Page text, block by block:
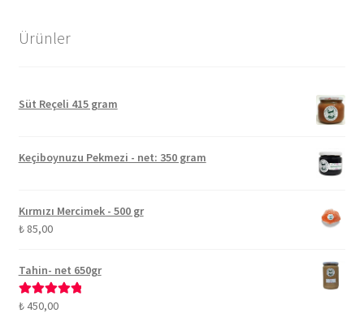
Ürünler
Süt Reçeli 415 gram
Keçiboynuzu Pekmezi - net: 350 gram
Kırmızı Mercimek - 500 gr
₺85,00
Tahin- net 650gr
5 üzerinden
₺450,00